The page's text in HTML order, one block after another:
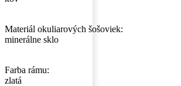
Materiál okuliarových šošoviek:
minerálne sklo
Farba rámu:
zlatá